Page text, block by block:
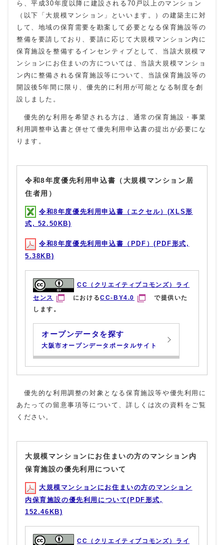
ら、平成30年度以降に建設される70戸以上のマンション
（以下「大規模マンション」といいます。）の建築主に対
して、地域の保育需要を勘案して必要となる保育施設等の
整備を要請しており、要請に応じて大規模マンション内に
保育施設を整備するインセンティブとして、当該大規模マ
ンションにお住まいの方については、当該大規模マンショ
ン内に整備される保育施設等について、当該保育施設等の
開設後5年間に限り、優先的に利用が可能となる制度を創
設しました。
優先的な利用を希望される方は、通常の保育施設・事業
利用調整申込書と併せて優先利用申込書の提出が必要にな
ります。
令和8年度優先利用申込書（大規模マンション居
住者用）
令和8年度優先利用申込書（エクセル）(XLS形
式, 52.50KB)
令和8年度優先利用申込書（PDF）(PDF形式,
5.38KB)
CC（クリエイティブコモンズ）ライ
センス
におけるCC-BY4.0
で提供いた
します。
オープンデータを探す
大阪市オープンデータポータルサイト
優先的な利用調整の対象となる保育施設等や優先利用に
あたっての留意事項等について、詳しくは次の資料をご覧
ください。
大規模マンションにお住まいの方のマンション内
保育施設の優先利用について
大規模マンションにお住まいの方のマンション
内保育施設の優先利用について(PDF形式,
152.46KB)
CC（クリエイティブコモンズ）ライ